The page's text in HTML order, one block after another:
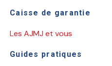
Caisse de garantie
Les AJMJ et vous
Guides pratiques